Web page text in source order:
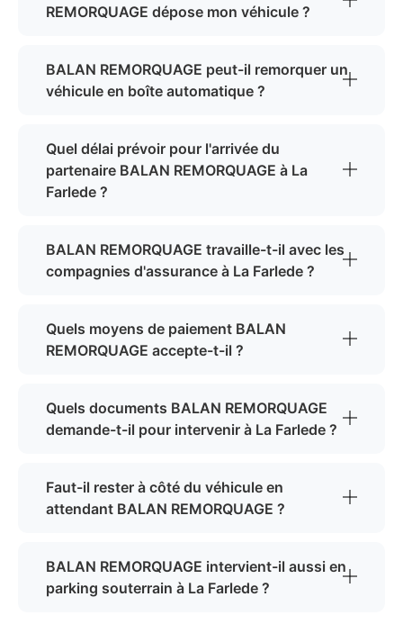
REMORQUAGE dépose mon véhicule ?
BALAN REMORQUAGE peut-il remorquer un
véhicule en boîte automatique ?
Quel délai prévoir pour l'arrivée du
partenaire BALAN REMORQUAGE à La
Farlede ?
BALAN REMORQUAGE travaille-t-il avec les
compagnies d'assurance à La Farlede ?
Quels moyens de paiement BALAN
REMORQUAGE accepte-t-il ?
Quels documents BALAN REMORQUAGE
demande-t-il pour intervenir à La Farlede ?
Faut-il rester à côté du véhicule en
attendant BALAN REMORQUAGE ?
BALAN REMORQUAGE intervient-il aussi en
parking souterrain à La Farlede ?